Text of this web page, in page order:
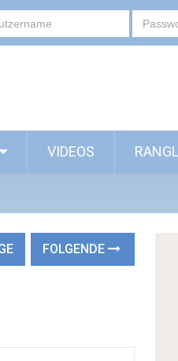
VIDEOS
FOLGENDE